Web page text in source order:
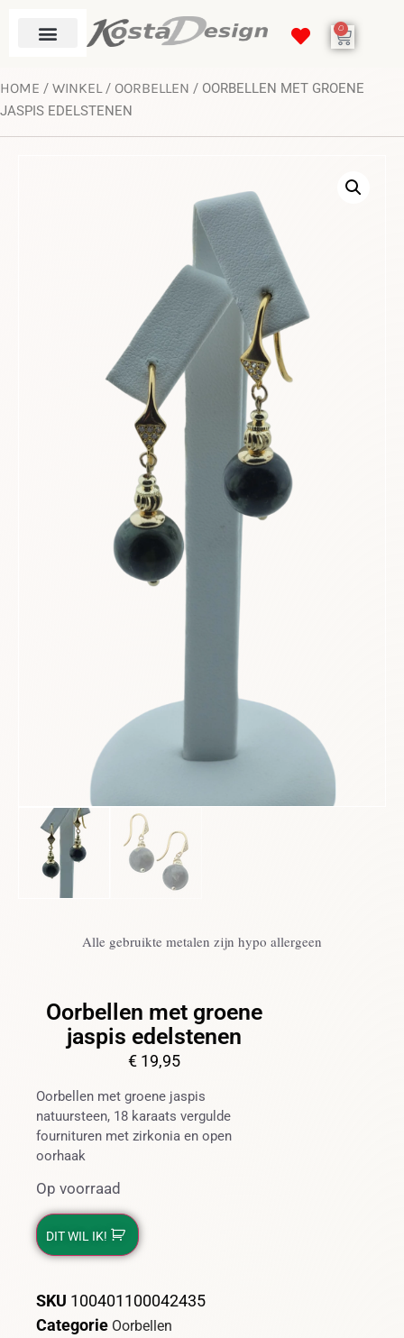
0
HOME / WINKEL/ OORBELLEN / OORBELLEN MET GROENE
JASPIS EDELSTENEN
Alle gebruikte metalen zijn hypo allergeen
Oorbellen met groene
jaspis edelstenen
€19,95
Oorbellen met groene jaspis
natuursteen, 18 karaats vergulde
fournituren met zirkonia en open
oorhaak
Op voorraad
DIT WIL IK!
SKU 100401100042435
Categorie Oorbellen